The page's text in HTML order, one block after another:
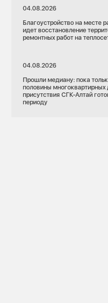
04.08.2026
Благоустройство на месте
идет восстановление
ремонтных работ на
04.08.2026
Прошли медиану: пока
половины многоквартирных
присутствия СГК-Алтай
периоду